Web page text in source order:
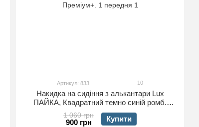
Артикул: 833 10
Накидка на сидіння з алькантари Lux
ПАЙКА, Квадратний темно синій ромб.
Преміум+. 1 передня
1 060 грн
900 грн Купити